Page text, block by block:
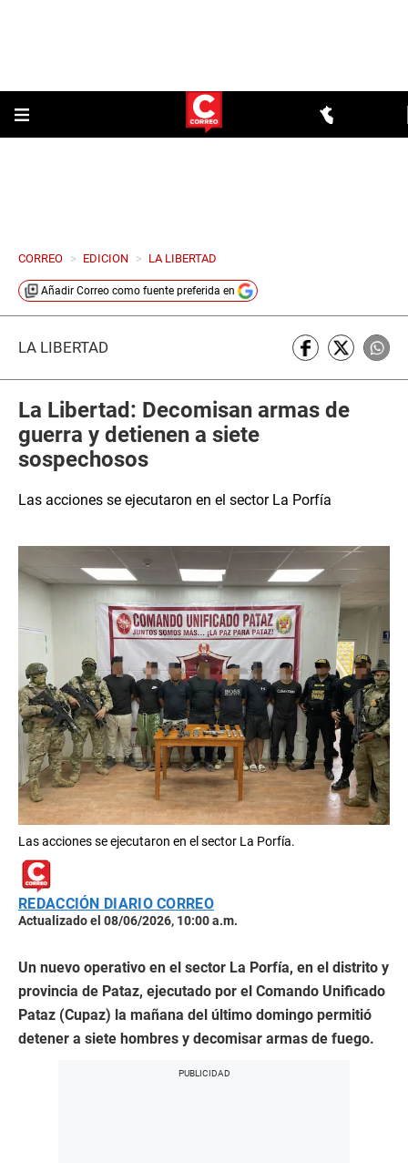
CORREO > EDICION > LA LIBERTAD
Añadir Correo como fuente preferida en
LA LIBERTAD
La Libertad: Decomisan armas de
guerra y detienen a siete
sospechosos
Las acciones se ejecutaron en el sector La Porfía
Las acciones se ejecutaron en el sector La Porfía.
REDACCIÓN DIARIO CORREO
Actualizado el 08/06/2026, 10:00 a.m.
Un nuevo operativo en el sector La Porfía, en el distrito y
provincia de Pataz, ejecutado por el Comando Unificado
Pataz (Cupaz) la mañana del último domingo permitió
detener a siete hombres y decomisar armas de fuego.